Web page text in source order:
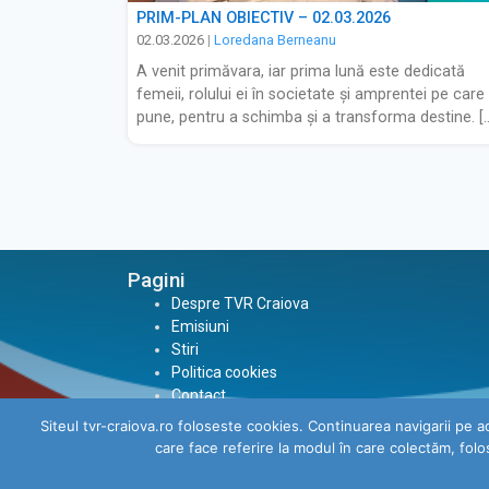
PRIM-PLAN OBIECTIV – 02.03.2026
02.03.2026 | Loredana Berneanu
A venit primăvara, iar prima lună este dedicată
femeii, rolului ei în societate și amprentei pe care
pune, pentru a schimba și a transforma destine.
Pagini
Despre TVR Craiova
Emisiuni
Stiri
Politica cookies
Contact
Regulament General TVR Craiova
Siteul tvr-craiova.ro foloseste cookies. Continuarea navigarii pe
care face referire la modul în care colectăm,